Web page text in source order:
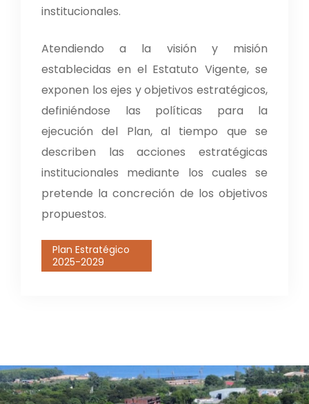
institucionales.
Atendiendo a la visión y misión
establecidas en el Estatuto Vigente, se
exponen los ejes y objetivos estratégicos,
definiéndose las políticas para la
ejecución del Plan, al tiempo que se
describen las acciones estratégicas
institucionales mediante los cuales se
pretende la concreción de los objetivos
propuestos.
Plan Estratégico
2025-2029